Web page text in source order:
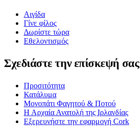
Αιγίδα
Γίνε φίλος
Δωρίστε τώρα
Εθελοντισμός
Σχεδιάστε την επίσκεψή σας
Προσιτότητα
Κατάλυμα
Μονοπάτι Φαγητού & Ποτού
Η Αρχαία Ανατολή της Ιρλανδίας
Εξερευνήστε την εφαρμογή Cork